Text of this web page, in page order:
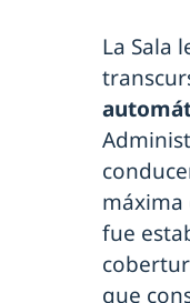
La Sala
máxima
fue
que